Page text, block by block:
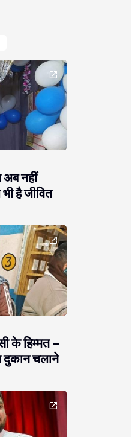
अब नहीं
है जीवित
के हिम्मत –
दुकान चलाने